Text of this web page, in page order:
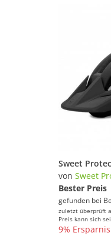
von Sweet
Bester Preis
gefunden bei
zuletzt überprüft
Preis kann sich
9% Ersparnis